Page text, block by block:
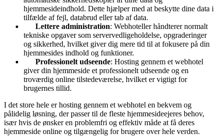
hjemmesideindhold. Dette hjælper med at beskytte dine data i
tilfælde af fejl, databrud eller tab af data.
Lettere administration: Webhoteller håndterer normalt
tekniske opgaver som servervedligeholdelse, opgraderinger
og sikkerhed, hvilket giver dig mere tid til at fokusere på din
hjemmesides indhold og funktioner.
Professionelt udseende: Hosting gennem et webhotel
giver din hjemmeside et professionelt udseende og en
troværdig online tilstedeværelse, hvilket er vigtigt for
brugernes tillid.
I det store hele er hosting gennem et webhotel en bekvem og
pålidelig løsning, der passer til de fleste hjemmesideejeres behov,
især hvis de ønsker en problemfri og effektiv måde at få deres
hjemmeside online og tilgængelig for brugere over hele verden.